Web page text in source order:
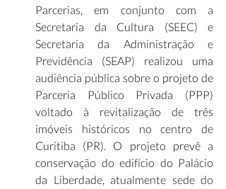
Parcerias, em conjunto com a
Secretaria da Cultura (SEEC) e
Secretaria da Administração e
Previdência (SEAP) realizou uma
audiência pública sobre o projeto de
Parceria Público Privada (PPP)
voltado à revitalização de três
imóveis históricos no centro de
Curitiba (PR). O projeto prevê a
conservação do edifício do Palácio
da Liberdade, atualmente sede do